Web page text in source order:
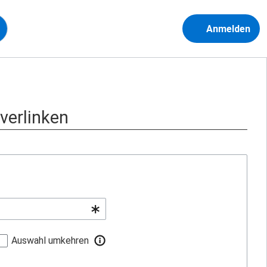
Anmelden
Auswahl umkehren